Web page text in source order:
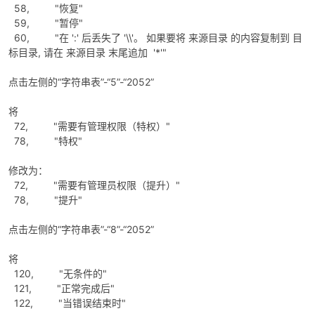
58, "恢复"
59, "暂停"
60, "在 ':' 后丢失了 '\\'。 如果要将 来源目录 的内容复制到 目
标目录, 请在 来源目录 末尾追加 '*'"
点击左侧的“字符串表”-“5”-“2052”
将
72, "需要有管理权限（特权）"
78, "特权"
修改为：
72, "需要有管理员权限（提升）"
78, "提升"
点击左侧的“字符串表”-“8”-“2052”
将
120, "无条件的"
121, "正常完成后"
122, "当错误结束时"